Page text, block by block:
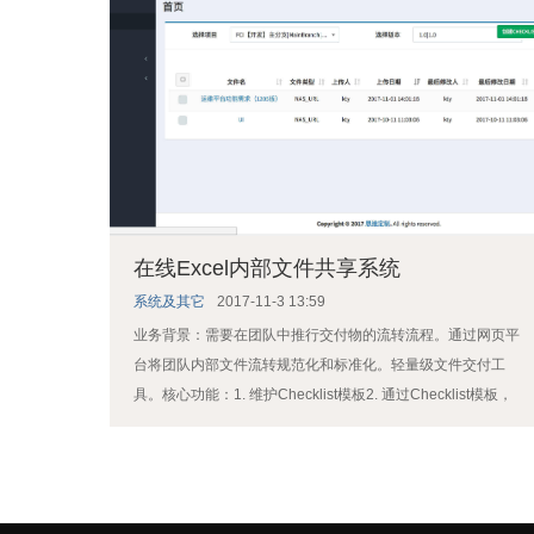
在线Excel内部文件共享系统
系统及其它
2017-11-3 13:59
业务背景：需要在团队中推行交付物的流转流程。通过网页平
台将团队内部文件流转规范化和标准化。轻量级文件交付工
具。核心功能：1. 维护Checklist模板2. 通过Checklist模板，